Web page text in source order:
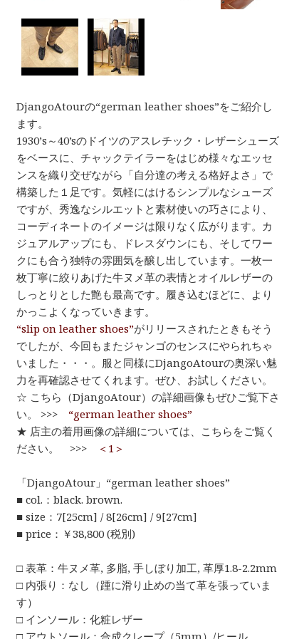
DjangoAtourの“german leather shoes”をご紹介し
ます。
1930’s～40’sのドイツのアスレチック・レザーシューズ
をベースに、チャックテイラーをはじめ様々なエッセ
ンスを織り交ぜながら「自分達の考える格好よさ」で
構築した１足です。気軽にはけるシンプルなシューズ
ですが、秀逸なシルエットと素材使いの巧さにより、
コーディネートのイメージは限りなく広がります。カ
ジュアルアップにも、ドレスダウンにも、そしてワー
クにも合う独特の雰囲気を醸し出しています。一枚一
枚丁寧に絞りあげた牛ヌメ革の表情とオイルレザーの
しっとりとした艶も最高です。履き込むほどに、より
かっこよくなっていきます。
“slip on leather shoes”がリリースされたときもそう
でしたが、今回もまたジャンゴのセンスにやられちゃ
いました・・・。服と同様にDjangoAtourの奥深い魅
力を再確認させてくれます。ぜひ、お試しください。
☆ こちら（DjangoAtour）の詳細画像もぜひご覧下さ
い。 >>> “german leather shoes”
★ 店主の着用画像の詳細については、こちらをご覧く
ださい。 >>>
＜1＞
「DjangoAtour」“german leather shoes”
■ col.：black. brown.
■ size：7[25cm] / 8[26cm] / 9[27cm]
■ price：￥38,800 (税別)
□ 表革：牛ヌメ革, 多脂, 手しぼり加工, 革厚1.8-2.2mm
□ 内張り：なし（踵に滑り止めの当て革を張っていま
す）
□ インソール：化粧レザー
□ アウトソール：合成クレープ（5mm）/ヒール